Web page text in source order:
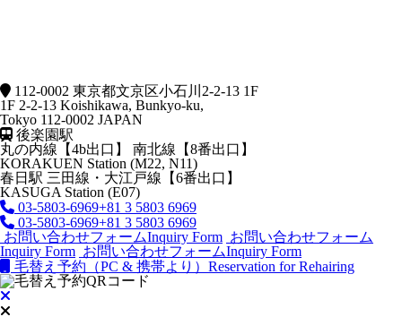
112-0002 東京都文京区小石川2-2-13 1F
1F 2-2-13 Koishikawa, Bunkyo-ku,
Tokyo 112-0002 JAPAN
後楽園駅
丸の内線【4b出口】 南北線【8番出口】
KORAKUEN Station (M22, N11)
春日駅 三田線・大江戸線【6番出口】
KASUGA Station (E07)
03-5803-6969+81 3 5803 6969
03-5803-6969+81 3 5803 6969
お問い合わせフォームInquiry Form お問い合わせフォーム
Inquiry Form お問い合わせフォームInquiry Form
毛替え予約（PC & 携帯より） Reservation for Rehairing